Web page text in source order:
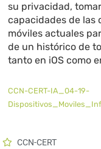
su privacidad,
capacidades de las
móviles actuales
de un histórico de
tanto en iOS como
CCN-CERT-IA_04-19-
CCN-CERT